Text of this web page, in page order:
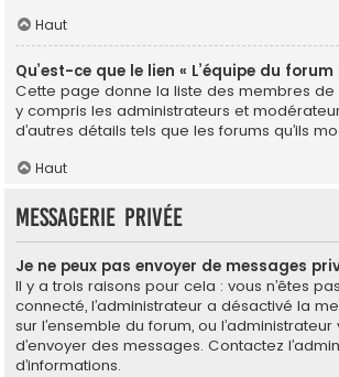
Haut
Qu’est-ce que le lien « L’équipe du forum
Cette page donne la liste des membres de
y compris les administrateurs et
d’autres détails tels que les forums qu’ils
Haut
Messagerie privée
Je ne peux pas envoyer de messages
Il y a trois raisons pour cela : vous n’êtes
connecté, l’administrateur a désactivé la
sur l’ensemble du forum, ou
d’envoyer des messages. Contactez
d’informations.